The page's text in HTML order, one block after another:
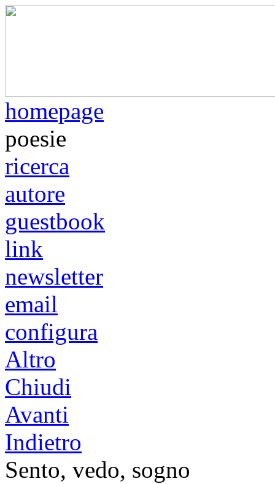
homepage
poesie
ricerca
autore
guestbook
link
newsletter
email
configura
Altro
Chiudi
Avanti
Indietro
Sento, vedo, sogno